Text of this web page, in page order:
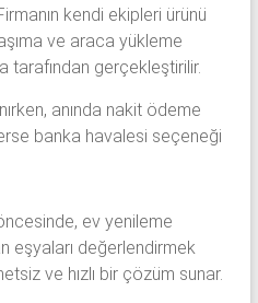
kendi ekipleri ürünü
ve araca yükleme
tarafından gerçekleştirilir.
anında nakit ödeme
banka havalesi seçeneği
ev yenileme
eşyaları değerlendirmek
ve hızlı bir çözüm sunar.